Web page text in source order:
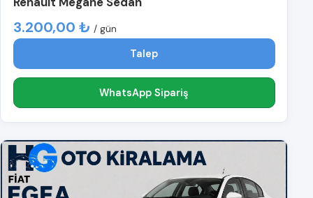
3.200,00 ₺ / gün
Talep
WhatsApp Sipariş